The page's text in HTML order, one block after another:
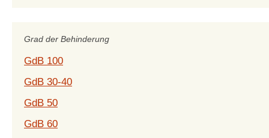
Grad der Behinderung
GdB 100
GdB 30-40
GdB 50
GdB 60